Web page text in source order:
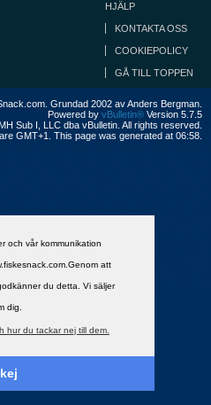
och vår kommunikation
att
du detta. Vi säljer
dig.
hur du tackar nej till dem.
HJÄLP
KONTAKTA OSS
COOKIEPOLICY
GÅ TILL TOPPEN
Grundad 2002 av Anders Bergman.
Powered by vBulletin® Version 5.7.5
Sub I, LLC dba vBulletin. All rights reserved.
GMT+1. This page was generated at 06:58.